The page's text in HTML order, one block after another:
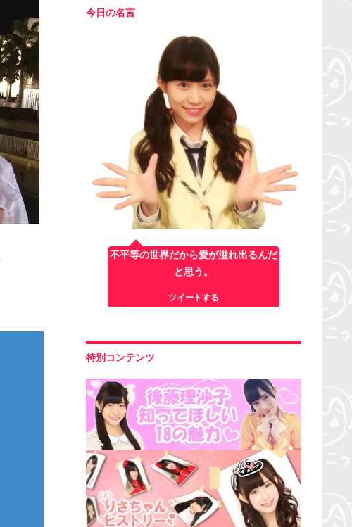
今日の名言
不平等の世界だから愛が溢れ出るんだ
と思う。
ツイートする
特別コンテンツ